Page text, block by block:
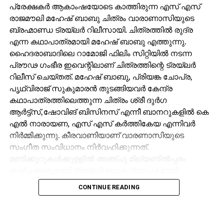
പ്രേക്ഷകർ ആകാംഷയോടെ കാത്തിരുന്ന എസ് എസ്
രാജമൗലി മഹേഷ് ബാബു ചിത്രം വാരാണാസിയുടെ
ബ്രഹ്മാണ്ഡ ട്രയ്ലർ റിലീസായി. ചിത്രത്തിൽ രുദ്ര
എന്ന കഥാപാത്രമായി മഹേഷ് ബാബു എത്തുന്നു.
ഹൈദരാബാദിലെ റാമോജി ഫിലിം സിറ്റിയിൽ നടന്ന
പ്രൗഢ ഗംഭീര ഇവെന്റിലാണ് ചിത്രത്തിന്റെ ട്രയ്ലർ
റിലീസ് ചെയ്തത്. മഹേഷ് ബാബു, പ്രിയങ്ക ചോപ്ര,
പൃഥ്വിരാജ് സുകുമാരൻ തുടങ്ങിയവർ കേന്ദ്ര
കഥാപാത്രത്തിലെത്തുന്ന ചിത്രം ശ്രീ ദുർഗ
ആർട്ട്സ്,ഷോവിങ് ബിസിനസ് എന്നീ ബാനറുകളിൽ കെ
എൽ നാരായണ, എസ് എസ് കർത്തികേയ എന്നിവർ
നിർമ്മിക്കുന്നു. കീരവാണിയാണ് വാരണാസിയുടെ
സംഗീത സംവിധാനം നിർവഹിക്കുന്നത്.
ട്രെൻഡിങ്ങിൽ മുന്നിലാണ്.CONTINUE READING